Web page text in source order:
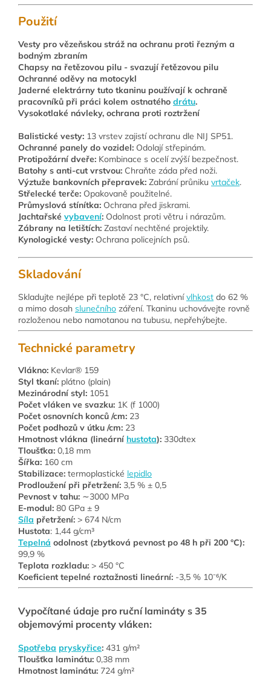
Použití
Vesty pro vězeňskou stráž na ochranu proti řezným a
bodným zbraním
Chapsy na řetězovou pilu - svazují řetězovou pilu
Ochranné oděvy na motocykl
Jaderné elektrárny tuto tkaninu používají k ochraně
pracovníků při práci kolem ostnatého drátu.
Vysokotlaké návleky, ochrana proti roztržení
Balistické vesty: 13 vrstev zajistí ochranu dle NIJ SP51.
Ochranné panely do vozidel: Odolají střepinám.
Protipožární dveře: Kombinace s ocelí zvýší bezpečnost.
Batohy s anti-cut vrstvou: Chraňte záda před noži.
Výztuže bankovních přepravek: Zabrání průniku vrtaček.
Střelecké terče: Opakovaně použitelné.
Průmyslová stínítka: Ochrana před jiskrami.
Jachtařské vybavení: Odolnost proti větru i nárazům.
Zábrany na letištích: Zastaví nechtěné projektily.
Kynologické vesty: Ochrana policejních psů.
Skladování
Skladujte nejlépe při teplotě 23 °C, relativnívlhkost do 62 %
a mimo dosah slunečního záření. Tkaninu uchovávejte rovně
rozloženou nebo namotanou na tubusu, nepřehýbejte.
Technické parametry
Vlákno: Kevlar® 159
Styl tkaní: plátno (plain)
Mezinárodní styl: 1051
Počet vláken ve svazku: 1K (f 1000)
Počet osnovních konců /cm: 23
Počet podhozů v útku /cm: 23
Hmotnost vlákna (lineární hustota): 330dtex
Tloušťka: 0,18 mm
Šířka: 160 cm
Stabilizace: termoplastické lepidlo
Prodloužení při přetržení: 3,5 % ± 0,5
Pevnost v tahu: ∼3000 MPa
E-modul: 80 GPa ± 9
Síla přetržení: > 674 N/cm
Hustota: 1,44 g/cm³
Tepelná odolnost (zbytková pevnost po 48 h při 200 °C):
99,9 %
Teplota rozkladu: > 450 °C
Koeficient tepelné roztažnosti lineární: -3,5 % 10⁻⁶/K
Vypočítané údaje pro ruční lamináty s 35
objemovými procenty vláken:
Spotřeba pryskyřice: 431 g/m²
Tloušťka laminátu: 0,38 mm
Hmotnost laminátu: 724 g/m²